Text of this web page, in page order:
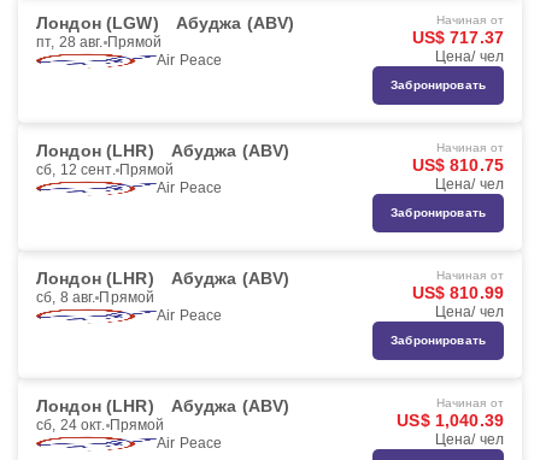
Лондон (LGW) Абуджа (ABV)
пт, 28 авг. Прямой
Air Peace
Начиная от
US$ 717.37
Цена/ чел
Забронировать
Лондон (LHR) Абуджа (ABV)
сб, 12 сент. Прямой
Air Peace
Начиная от
US$ 810.75
Цена/ чел
Забронировать
Лондон (LHR) Абуджа (ABV)
сб, 8 авг. Прямой
Air Peace
Начиная от
US$ 810.99
Цена/ чел
Забронировать
Лондон (LHR) Абуджа (ABV)
сб, 24 окт. Прямой
Air Peace
Начиная от
US$ 1,040.39
Цена/ чел